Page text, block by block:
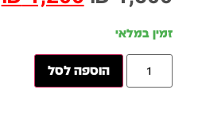
זמין במלאי
הוספה לסל